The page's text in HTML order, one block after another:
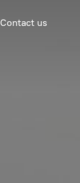
Contact us